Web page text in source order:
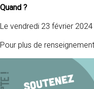
Quand ?
Le vendredi 23 février
Pour plus de